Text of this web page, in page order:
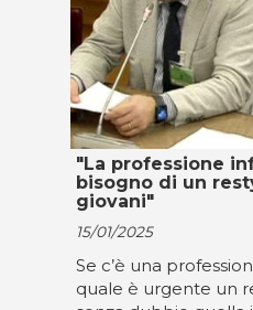
"La professione
bisogno di un
giovani"
15/01/2025
Se c’è una
quale è urgente un